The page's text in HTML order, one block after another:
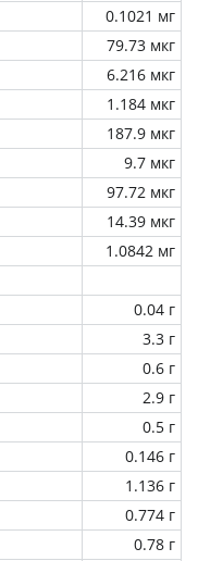
0.1021 мг
79.73 мкг
6.216 мкг
1.184 мкг
187.9 мкг
9.7 мкг
97.72 мкг
14.39 мкг
1.0842 мг
0.04 г
3.3 г
0.6 г
2.9 г
0.5 г
0.146 г
1.136 г
0.774 г
0.78 г